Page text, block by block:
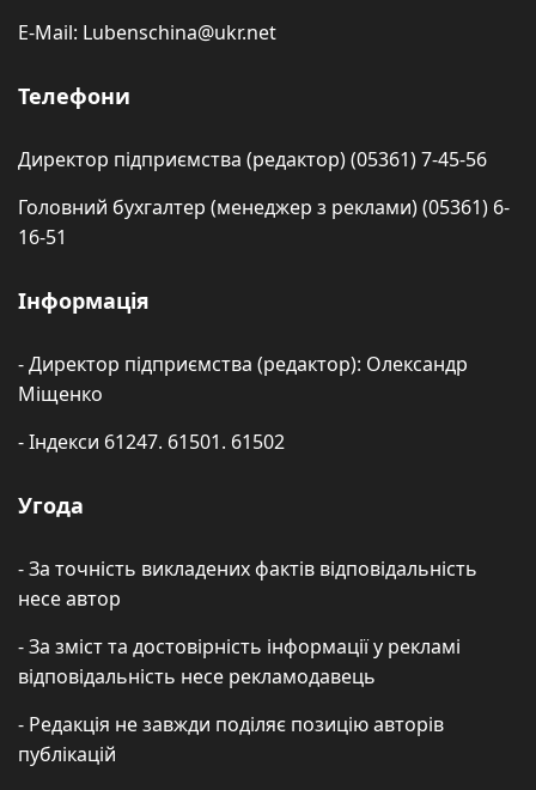
E-Mail: Lubenschina@ukr.net
Телефони
Директор підприємства (редактор) (05361) 7-45-56
Головний бухгалтер (менеджер з реклами) (05361) 6-
16-51
Інформація
- Директор підприємства (редактор): Олександр
Міщенко
- Індекси 61247. 61501. 61502
Угода
- За точність викладених фактів відповідальність
несе автор
- За зміст та достовірність інформації у рекламі
відповідальність несе рекламодавець
- Редакція не завжди поділяє позицію авторів
публікацій